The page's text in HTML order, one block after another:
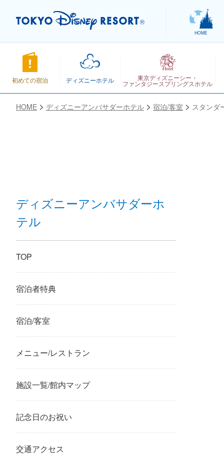
HOME
初めての宿泊 ディズニーホテル 東京ディズニーシー・
ファンタジースプリングスホテル
HOME ディズニーアンバサダーホテル 宿泊/客室 スタンダ
ディズニーアンバサダーホ
テル
TOP
宿泊者特典
宿泊/客室
メニュー/レストラン
施設一覧/館内マップ
記念日のお祝い
交通アクセス